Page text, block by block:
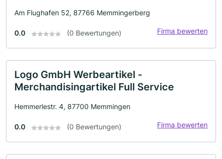
Am Flughafen 52, 87766 Memmingerberg
0.0 (0 Bewertungen) Firma bewerten
Logo GmbH Werbeartikel -
Merchandisingartikel Full Service
Hemmerlestr. 4, 87700 Memmingen
0.0 (0 Bewertungen) Firma bewerten